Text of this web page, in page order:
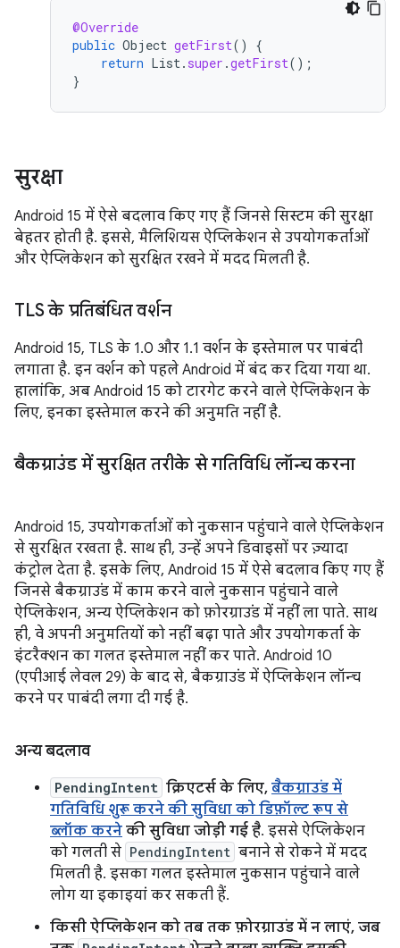
@Override
public Object getFirst()
{
return List. super .getFirst();
}
सुरक्षा
Android 15 में ऐसे बदलाव किए गए हैं जिनसे सिस्टम की सुरक्षा
बेहतर होती है. इससे, मैलिशियस ऐप्लिकेशन से उपयोगकर्ताओं
और ऐप्लिकेशन को सुरक्षित रखने में मदद मिलती है.
TLS के प्रतिबंधित वर्शन
Android 15, TLS के 1.0 और 1.1 वर्शन के इस्तेमाल पर पाबंदी
लगाता है. इन वर्शन को पहले Android में बंद कर दिया गया था.
हालांकि, अब Android 15 को टारगेट करने वाले ऐप्लिकेशन के
लिए, इनका इस्तेमाल करने की अनुमति नहीं है.
बैकग्राउंड में सुरक्षित तरीके से गतिविधि लॉन्च करना
Android 15, उपयोगकर्ताओं को नुकसान पहुंचाने वाले ऐप्लिकेशन
से सुरक्षित रखता है. साथ ही, उन्हें अपने डिवाइसों पर ज़्यादा
कंट्रोल देता है. इसके लिए, Android 15 में ऐसे बदलाव किए गए हैं
जिनसे बैकग्राउंड में काम करने वाले नुकसान पहुंचाने वाले
ऐप्लिकेशन, अन्य ऐप्लिकेशन को फ़ोरग्राउंड में नहीं ला पाते. साथ
ही, वे अपनी अनुमतियों को नहीं बढ़ा पाते और उपयोगकर्ता के
इंटरैक्शन का गलत इस्तेमाल नहीं कर पाते. Android 10
(एपीआई लेवल 29) के बाद से, बैकग्राउंड में ऐप्लिकेशन लॉन्च
करने पर पाबंदी लगा दी गई है.
अन्य बदलाव
PendingIntent क्रिएटर्स के लिए, बैकग्राउंड में
गतिविधि शुरू करने की सुविधा को डिफ़ॉल्ट रूप से
ब्लॉक करने की सुविधा जोड़ी गई है. इससे ऐप्लिकेशन
को गलती से PendingIntent बनाने से रोकने में मदद
मिलती है. इसका गलत इस्तेमाल नुकसान पहुंचाने वाले
लोग या इकाइयां कर सकती हैं.
किसी ऐप्लिकेशन को तब तक फ़ोरग्राउंड में न लाएं, जब